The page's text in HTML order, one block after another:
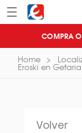
Menú Eroski
COMPRA
Home
Eroski en Getaria
Volver